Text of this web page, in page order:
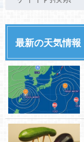
最新の天気情報